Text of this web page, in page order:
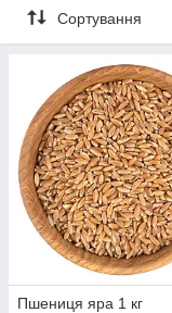
Сортування
Пшениця яра 1 кг